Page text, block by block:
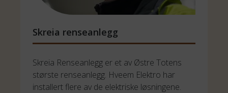
Skreia renseanlegg
Skreia Renseanlegg er et av Østre Totens
største renseanlegg. Hveem Elektro har
installert flere av de elektriske løsningene.